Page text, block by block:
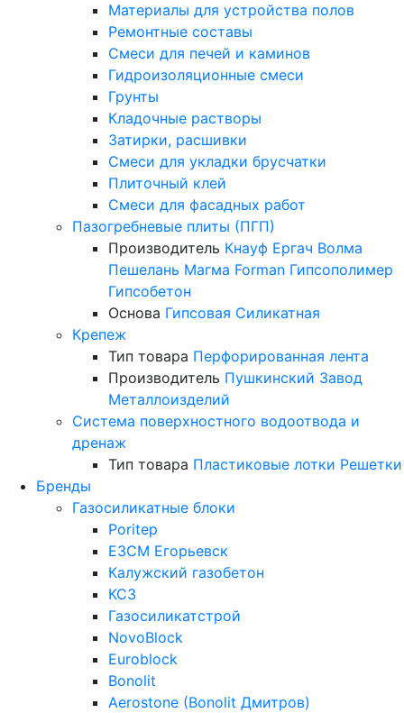
Материалы для устройства полов
Ремонтные составы
Смеси для печей и каминов
Гидроизоляционные смеси
Грунты
Кладочные растворы
Затирки, расшивки
Смеси для укладки брусчатки
Плиточный клей
Смеси для фасадных работ
Пазогребневые плиты (ПГП)
Производитель Кнауф Ергач Волма
Пешелань Магма Forman Гипсополимер
Гипсобетон
Основа Гипсовая Силикатная
Крепеж
Тип товара Перфорированная лента
Производитель Пушкинский Завод
Металлоизделий
Система поверхностного водоотвода и
дренаж
Тип товара Пластиковые лотки Решетки
Бренды
Газосиликатные блоки
Poritep
ЕЗСМ Егорьевск
Калужский газобетон
КСЗ
Газосиликатстрой
NovoBlock
Euroblock
Bonolit
Aerostone (Bonolit Дмитров)